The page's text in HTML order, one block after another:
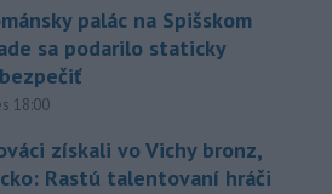
palác na Spišskom
sa podarilo staticky
18:00
získali vo Vichy bronz,
Rastú talentovaní hráči